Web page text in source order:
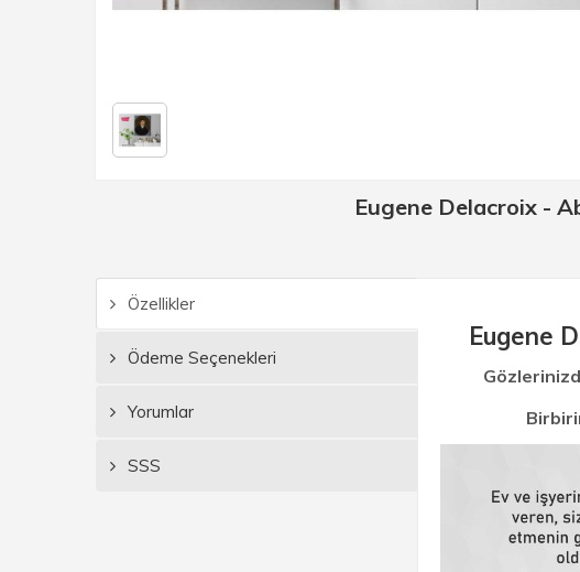
Eugene Delacroix -
Özellikler
Ödeme Seçenekleri
Yorumlar
SSS
Eugene